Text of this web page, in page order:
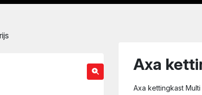
Axa
Axa kettingkast